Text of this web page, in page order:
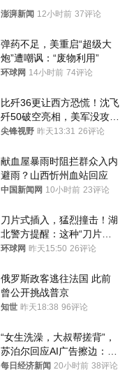
澎湃新闻 12小时前 37评论
弹药不足，美重启“超级大
炮”遭嘲讽：“废物利用”
环球网 14小时前 74评论
比歼36更让西方恐慌！沈飞
歼50破空亮相，美军没攻克
的技术被拿下
尖锋视野 昨天13:31 26评论
献血屋暴雨时阻拦群众入内
避雨？山西忻州血站回应
中国新闻网 10小时前 23评论
刀片式插入，猛烈撞击！湖
北警方提醒：这种“刀片超
车”，太危险了
环球网 昨天15:50 26评论
俄罗斯政客逃往法国 此前
曾公开挑战普京
知世 昨天18:38 96评论
“女生洗澡，大叔帮搓背”，
苏泊尔回应AI广告擦边：视
频全下架，已强化内容管理
每日经济新闻 20小时前 38评论